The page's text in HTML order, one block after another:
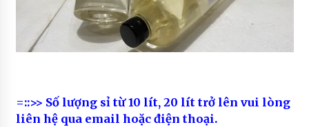
=::>> Số lượng sỉ từ 10 lít, 20 lít trở lên vui lòng
liên hệ qua email hoặc điện thoại.